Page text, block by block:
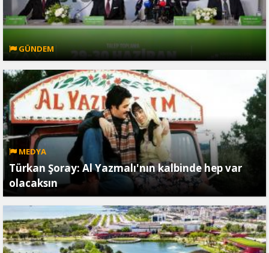
GÜNDEM
MEDYA
Türkan Şoray: Al Yazmalı'nın kalbinde hep var
olacaksın